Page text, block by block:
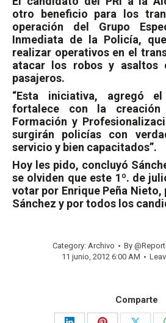
otro beneficio para los
operación del Grupo
Inmediata de la Policía,
realizar operativos en el
atacar los robos y asaltos
pasajeros.
“Esta iniciativa, agregó el
fortalece con la
Formación y
surgirán policías con
servicio y bien capacitados”.
Hoy les pido, concluyó
se olviden que este 1º. de
votar por Enrique Peña Nieto,
Sánchez y por todos los
Category: Archivo By
11 junio, 2012 6:00 AM
Comparte